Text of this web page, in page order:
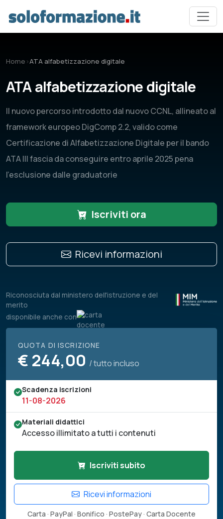
Home ›ATA alfabetizzazione digitale
ATA alfabetizzazione digitale
Il nuovo percorso introdotto dal nuovo CCNL, allineato al
framework europeo DigComp 2.2, valido come
Certificazione di Alfabetizzazione Digitale per il bando
ATA III fascia da conseguire entro aprile 2025 pena
l'esclusione dalle graduatorie
Iscriviti ora
Ricevi informazioni
Riconosciuta dal ministero dell'istruzione e del
merito
disponibile anche con
QUOTA DI ISCRIZIONE
€ 244,00 / tutto incluso
Scadenza iscrizioni
11-08-2026
Materiali didattici
Accesso illimitato a tutti i contenuti
Iscriviti subito
Ricevi informazioni
Carta · PayPal · Bonifico · PostePay · Carta Docente